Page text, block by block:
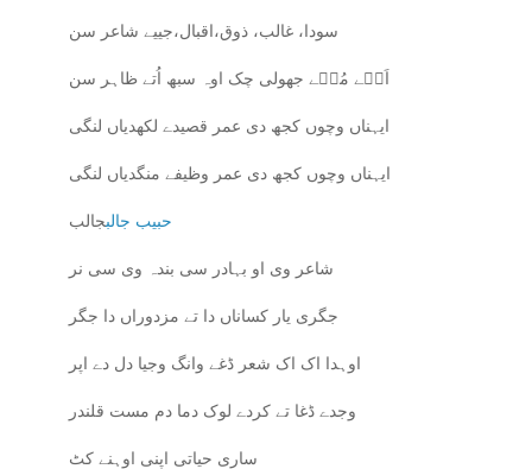
سودا، غالب، ذوق،اقبال،جییے شاعر سن
اَک٘ے مُک٘ے جھولی چک اوہ سبھ اُتے ظاہر سن
ایہناں وچوں کجھ دی عمر قصیدے لکھدیاں لنگی
ایہناں وچوں کجھ دی عمر وظیفے منگدیاں لنگی
حبیب جالبجالب
شاعر وی او بہادر سی بندہ وی سی نر
جگری یار کساناں دا تے مزدوراں دا جگر
اوہدا اک اک شعر ڈغے وانگ وجیا دل دے اپر
وجدے ڈغا تے کردے لوک دما دم مست قلندر
ساری حیاتی اپنی اوہنے کٹ